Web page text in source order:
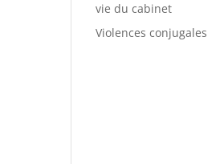
vie du cabinet
Violences conjugales